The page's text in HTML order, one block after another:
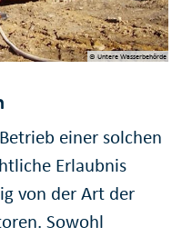
© Untere Wasserbehörde
einer solchen
Erlaubnis
von der Art der
Sowohl